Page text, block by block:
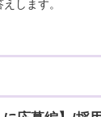
します。